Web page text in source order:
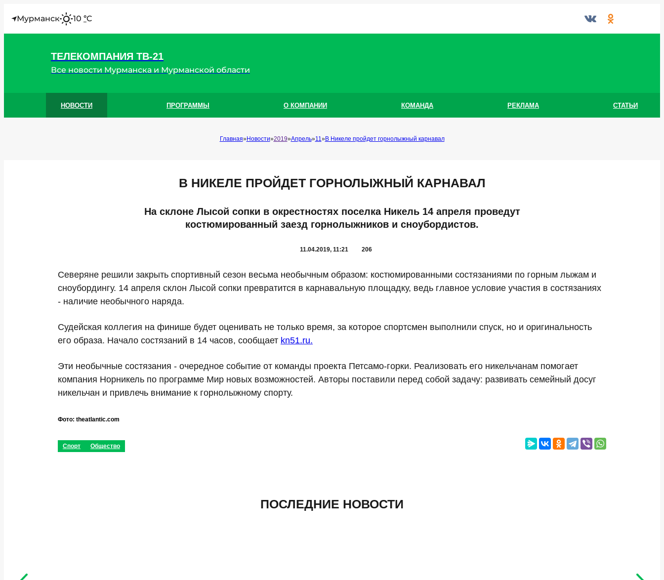
МурманскI10 °C
ТЕЛЕКОМПАНИЯ ТВ-21
Все новости Мурманска и Мурманской области
НОВОСТИ ПРОГРАММЫ О КОМПАНИИ КОМАНДА РЕКЛАМА СТАТЬИ
Главная Новости 2019 Апрель 11 В Никеле пройдет горнолыжный карнавал
В НИКЕЛЕ ПРОЙДЕТ ГОРНОЛЫЖНЫЙ КАРНАВАЛ
На склоне Лысой сопки в окрестностях поселка Никель 14 апреля проведут
костюмированный заезд горнолыжников и сноубордистов.
11.04.2019, 11:21 206
Северяне решили закрыть спортивный сезон весьма необычным образом: костюмированными состязаниями по горным лыжам и
сноубордингу. 14 апреля склон Лысой сопки превратится в карнавальную площадку, ведь главное условие участия в состязаниях
- наличие необычного наряда.
Судейская коллегия на финише будет оценивать не только время, за которое спортсмен выполнили спуск, но и оригинальность
его образа. Начало состязаний в 14 часов, сообщает kn51.ru.
Эти необычные состязания - очередное событие от команды проекта Петсамо-горки. Реализовать его никельчанам помогает
компания Норникель по программе Мир новых возможностей. Авторы поставили перед собой задачу: развивать семейный досуг
никельчан и привлечь внимание к горнолыжному спорту.
Фото: theatlantic.com
Спорт Общество
ПОСЛЕДНИЕ НОВОСТИ